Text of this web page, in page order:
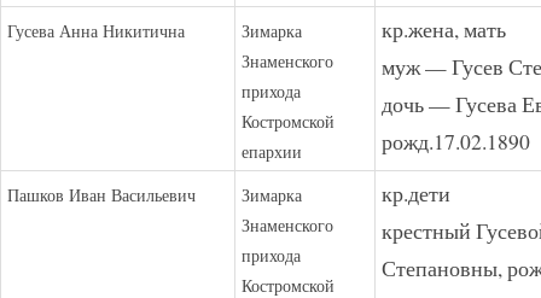
Гусева Анна Никитична
Зимарка
Знаменского
прихода
Костромской
епархии
кр.жена, мать
муж — Гусев
дочь — Гусева
рожд.17.02.1890
Пашков Иван Васильевич
Зимарка
Знаменского
прихода
Костромской
кр.дети
крестный
Степановны,